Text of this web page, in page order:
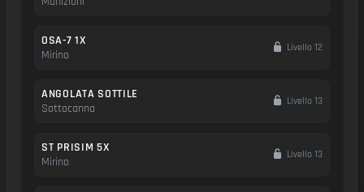
OSA-7 1X
Mirino
Livello 12
ANGOLATA SOTTILE
Sottocanna
Livello 13
ST PRISIM 5X
Mirino
Livello 13